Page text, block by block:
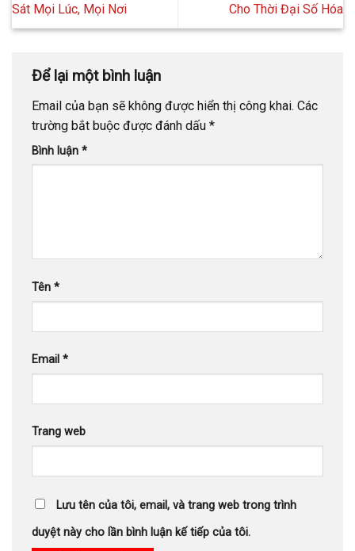
Sát Mọi Lúc, Mọi Nơi
Cho Thời Đại Số Hóa
Để lại một bình luận
Email của bạn sẽ không được hiển thị công khai. Các
trường bắt buộc được đánh dấu *
Bình luận *
Tên *
Email *
Trang web
Lưu tên của tôi, email, và trang web trong trình
duyệt này cho lần bình luận kế tiếp của tôi.